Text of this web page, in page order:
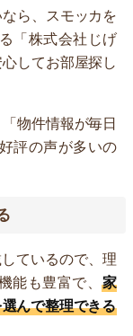
ら、スモッカを
「株式会社じげ
してお部屋探し
物件情報が毎日
評の声が多いの
ているので、理
能も豊富で、家
んで整理できる